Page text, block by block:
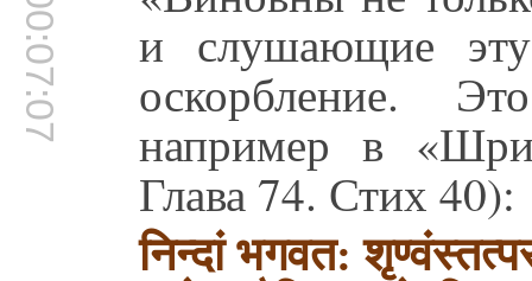
00:07:07 и слушающие
оскорбление.
например в
Глава 74. Стих 40):
निन्दां भगवत: